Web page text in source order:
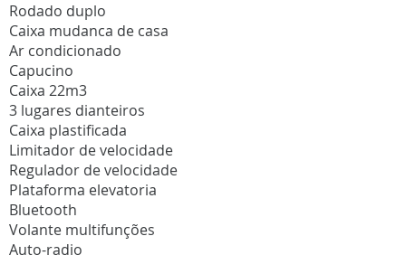
Rodado duplo
Caixa mudanca de casa
Ar condicionado
Capucino
Caixa 22m3
3 lugares dianteiros
Caixa plastificada
Limitador de velocidade
Regulador de velocidade
Plataforma elevatoria
Bluetooth
Volante multifunções
Auto-radio